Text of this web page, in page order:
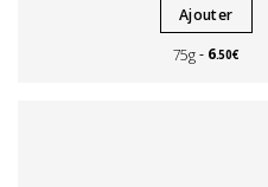
Ajouter
75g
6.50€